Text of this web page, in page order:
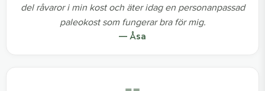
del råvaror i min kost och äter idag en personanpassad
paleokost som fungerar bra för mig.
— Åsa